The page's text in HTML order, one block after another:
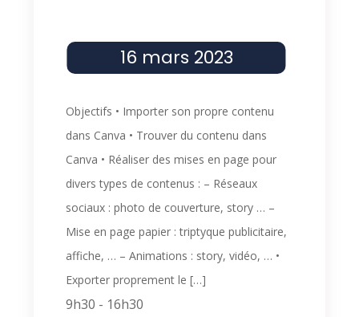
View
16 mars 2023
9h30 - 16h30
Objectifs • Importer son propre contenu
dans Canva • Trouver du contenu dans
Canva • Réaliser des mises en page pour
divers types de contenus : – Réseaux
sociaux : photo de couverture, story … –
Mise en page papier : triptyque publicitaire,
affiche, … – Animations : story, vidéo, … •
Exporter proprement le […]